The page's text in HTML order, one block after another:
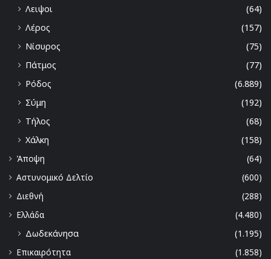
Λειψοι
(64)
Λέρος
(157)
Νίσυρος
(75)
Πάτμος
(77)
Ρόδος
(6.889)
Σύμη
(192)
Τήλος
(68)
Χάλκη
(158)
Άποψη
(64)
Αστυνομικό Δελτίο
(600)
Διεθνή
(288)
Ελλάδα
(4.480)
Δωδεκάνησα
(1.195)
Επικαιρότητα
(1.858)